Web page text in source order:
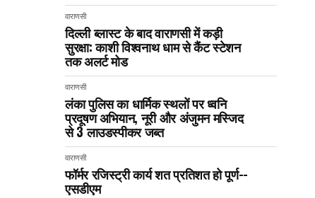
वाराणसी
दिल्ली ब्लास्ट के बाद वाराणसी में कड़ी
सुरक्षा: काशी विश्वनाथ धाम से कैंट स्टेशन
तक अलर्ट मोड
वाराणसी
लंका पुलिस का धार्मिक स्थलों पर ध्वनि
प्रदूषण अभियान, नूरी और अंजुमन मस्जिद
से 3 लाउडस्पीकर जब्त
वाराणसी
फॉर्मर रजिस्ट्री कार्य शत प्रतिशत हो पूर्ण--
एसडीएम